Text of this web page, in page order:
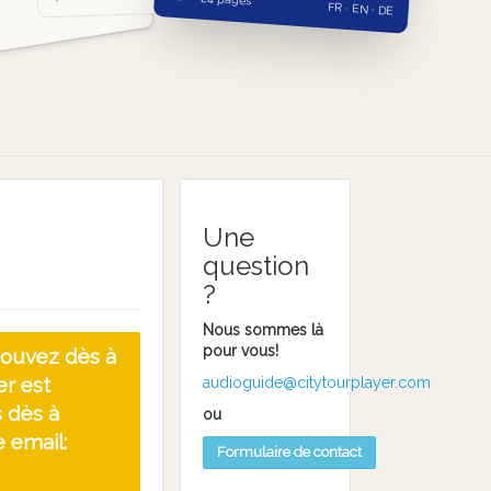
FR · EN · DE
dès à
est
dès à
email:
Une
question
?
Nous sommes là
pour vous!
audioguide@citytourplayer.com
ou
Formulaire de contact